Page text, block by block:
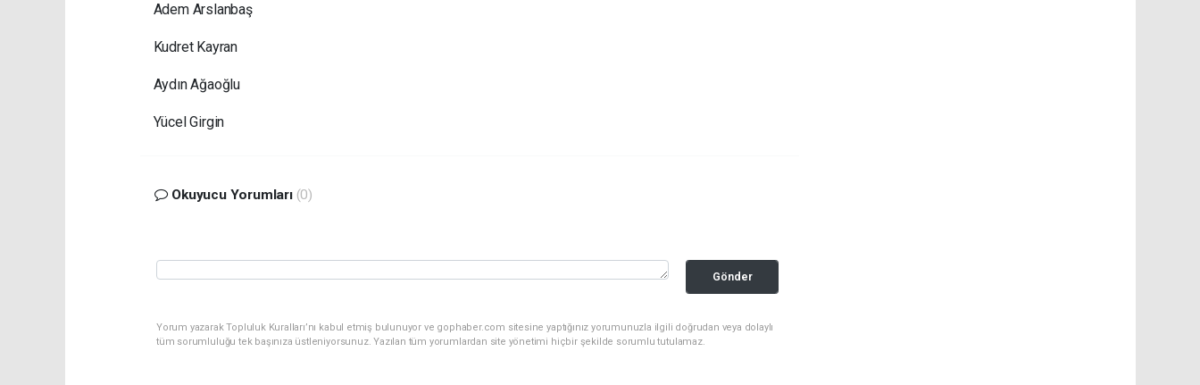
Adem Arslanbaş
Kudret Kayran
Aydın Ağaoğlu
Yücel Girgin
Okuyucu Yorumları (0)
Gönder
Yorum yazarak Topluluk Kuralları’nı kabul etmiş bulunuyor ve gophaber.com sitesine yaptığınız yorumunuzla ilgili doğrudan veya dolaylı
tüm sorumluluğu tek başınıza üstleniyorsunuz. Yazılan tüm yorumlardan site yönetimi hiçbir şekilde sorumlu tutulamaz.